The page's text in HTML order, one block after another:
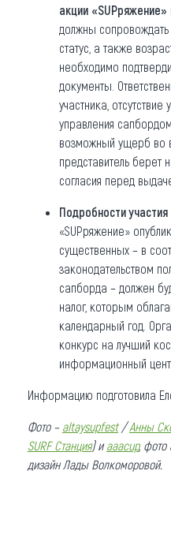
акции «SUPряжение»
должны сопровождать
статус, а также
необходимо
документы.
участника,
управления
возможный ущерб во
представитель берет
согласия перед
Подробности участия
«SUPряжение»
существенных – в
законодательством
сапборда – должен
налог, которым
календарный год.
конкурс на лучший
информационный
Информацию подготовила
Фото – altaysupfest/Анны
SURF Станция) и aaacup, фото
дизайн Лады Волкоморовой.